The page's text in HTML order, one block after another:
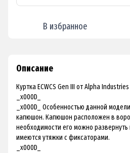
В избранное
Описание
Куртка ECWCS Gen III от Alpha
_x000D_
_x000D_ Особенностью данной
капюшон. Капюшон расположен в
необходимости его можно
имеются утяжки с фиксаторами.
_x000D_